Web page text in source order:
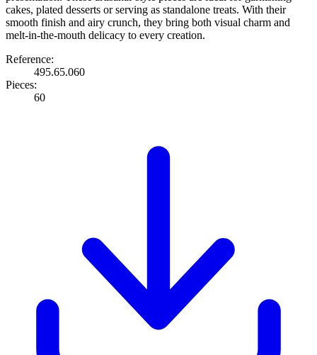
cakes, plated desserts or serving as standalone treats. With their
smooth finish and airy crunch, they bring both visual charm and
melt-in-the-mouth delicacy to every creation.
Reference:
495.65.060
Pieces:
60